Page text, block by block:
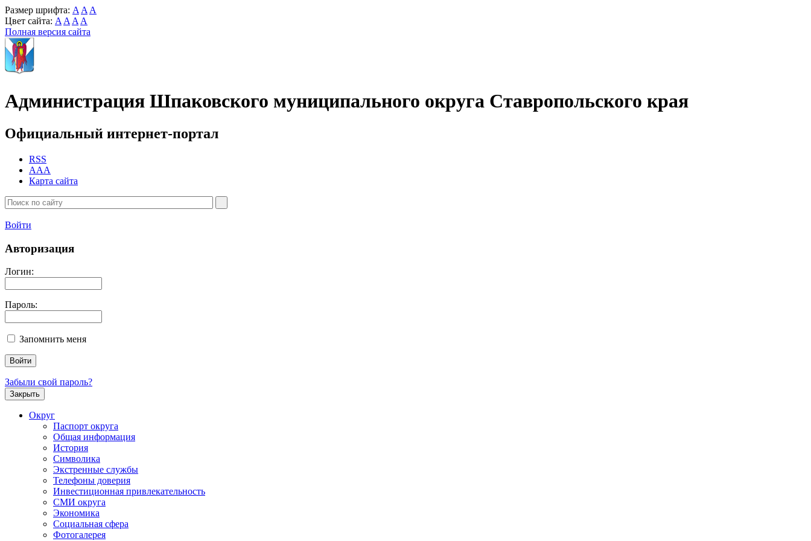
Размер шрифта: A A A
Цвет сайта: A A A A
Полная версия сайта
Администрация Шпаковского муниципального округа Ставропольского края
Официальный интернет-портал
RSS
AAA
Карта сайта
Войти
Авторизация
Логин:
Пароль:
Запомнить меня
Забыли свой пароль?
Закрыть
Округ
Паспорт округа
Общая информация
История
Символика
Экстренные службы
Телефоны доверия
Инвестиционная привлекательность
СМИ округа
Экономика
Социальная сфера
Фотогалерея